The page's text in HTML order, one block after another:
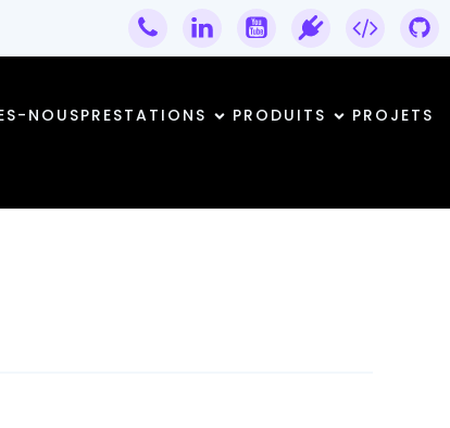
NOUSPRESTATIONS PRODUITS PROJETS